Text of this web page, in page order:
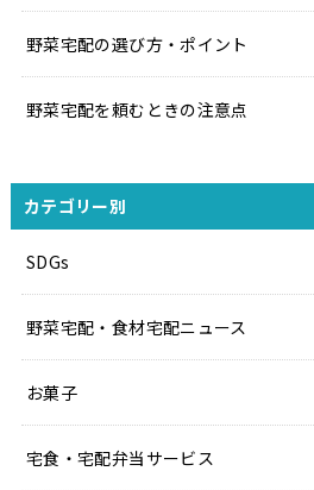
野菜宅配の選び方・ポイント
野菜宅配を頼むときの注意点
カテゴリー別
SDGs
野菜宅配・食材宅配ニュース
お菓子
宅食・宅配弁当サービス